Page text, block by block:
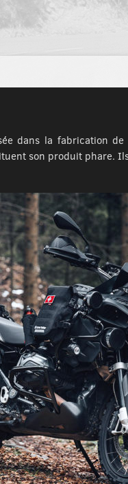
dans la fabrication
son produit phare.